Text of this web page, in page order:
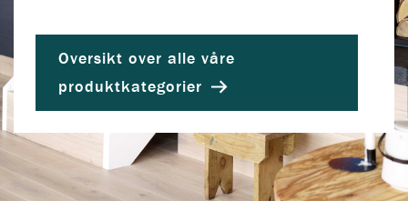
Oversikt over alle våre
produktkategorier